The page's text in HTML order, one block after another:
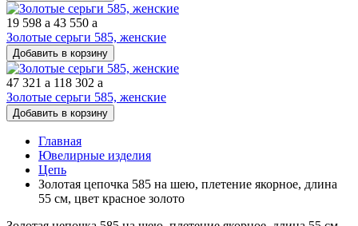
19 598 a 43 550 a
Золотые серьги 585, женские
Добавить в корзину
47 321 a 118 302 a
Золотые серьги 585, женские
Добавить в корзину
Главная
Ювелирные изделия
Цепь
Золотая цепочка 585 на шею, плетение якорное, длина
55 см, цвет красное золото